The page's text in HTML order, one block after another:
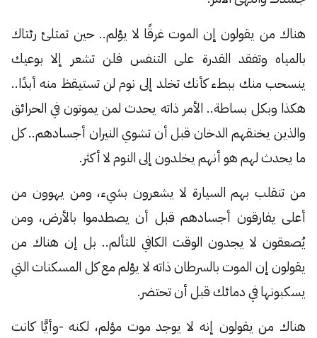
هناك من يقولون إن الموت غرقًا لا يؤلم.. حين تمتلئ رئتاك
بالمياه وتفقد القدرة على التنفس فلن تشعر إلا بوعيك
ينسحب منك ببطء كأنك تخلد إلى نوم لن تستيقظ منه أبدًا..
هكذا وبكل بساطة.. الأمر ذاته يحدث لمن يموتون في الحرائق
والذين يخنقهم الدخان قبل أن تشوي النيران أجسادهم.. كل
ما يحدث لهم هو أنهم يخلدون إلى النوم لا أكثر.
من تنقلب بهم السيارة لا يشعرون بشيء، ومن يهوون من
أعلى يفارقون أجسادهم قبل أن يصطدموا بالأرض، ومن
يُصعقون لا يجدون الوقت الكافي للتألم.. بل إن هناك من
يقولون إن الموت بالسرطان ذاته لا يؤلم مع كل المسكنات التي
يسكبونها في دمائك قبل أن تحتضر.
هناك من يقولون إنه لا يوجد موت مؤلم، لكنه -وأيًّا كانت